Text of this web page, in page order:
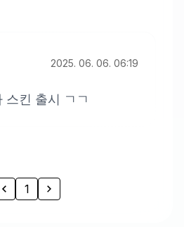
2025. 06. 06. 06:19
스킨 출시 ㄱㄱ
1